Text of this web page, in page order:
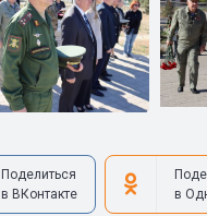
Поделиться
в ВКонтакте
в